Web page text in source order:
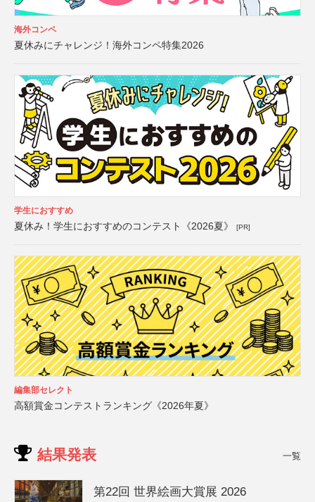
海外コンペ
夏休みにチャレンジ！海外コンペ特集2026
学生におすすめ
夏休み！学生におすすめのコンテスト《2026夏》 [PR]
編集部セレクト
高額賞金コンテストランキング《2026年夏》
結果発表 一覧
第22回 世界絵画大賞展 2026